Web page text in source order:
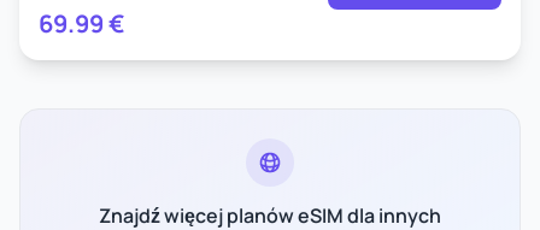
69.99€
Znajdź więcej planów eSIM dla innych